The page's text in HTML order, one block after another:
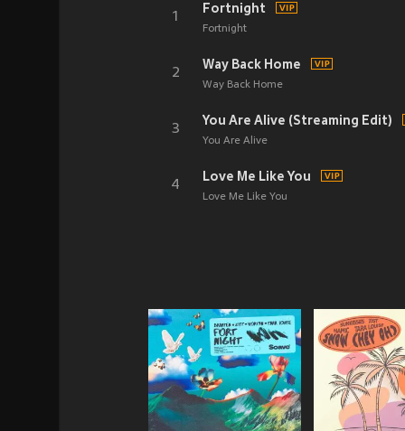
1
Fortnight
Fortnight
2
Way Back Home
Way Back Home
3
You Are Alive (Streaming Edit)
You Are Alive
4
Love Me Like You
Love Me Like You